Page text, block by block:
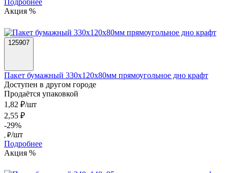
Акция %
125907
Пакет бумажный 330х120х80мм прямоугольное дно крафт
Доступен в другом городе
Продаётся упаковкой
1,82 ₽/шт
2,55 ₽
-29%
, ₽/шт
Подробнее
Акция %